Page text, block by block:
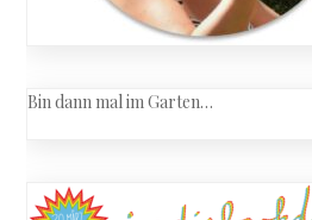
Bin dann mal im Garten…